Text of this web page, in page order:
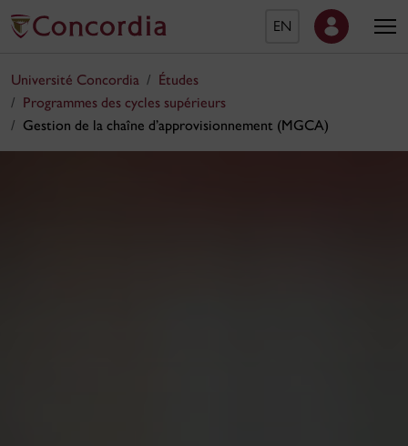
EN
Université Concordia
Études
Programmes des cycles supérieurs
Gestion de la chaîne d’approvisionnement (MGCA)